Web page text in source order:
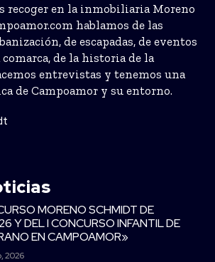
recoger en la inmobiliaria Moreno
hablamos de las
de escapadas, de eventos
comarca, de la historia de la
entrevistas y tenemos una
de Campoamor y su entorno.
MORENO SCHMIDT DE
Y DEL I CONCURSO INFANTIL DE
EN CAMPOAMOR»
2026